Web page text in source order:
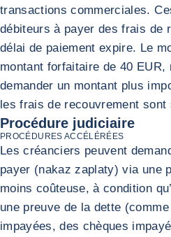
transactions commerciales.
débiteurs à payer des frais de
délai de paiement expire. Le
montant forfaitaire de 40
demander un montant plus
les frais de recouvrement sont
Procédure judiciaire
PROCÉDURES ACCÉLÉRÉES
Les créanciers peuvent
payer (nakaz zaplaty) via une
moins coûteuse, à condition
une preuve de la dette
impayées, des chèques